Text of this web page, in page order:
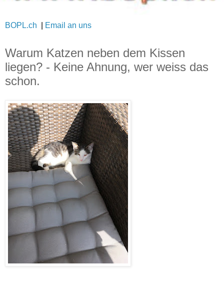
BOPL.ch Email an uns
Warum Katzen neben dem Kissen
liegen? - Keine Ahnung, wer weiss das
schon.